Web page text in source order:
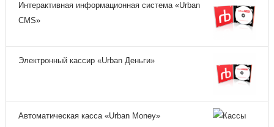
Интерактивная информационная система «Urban
CMS»
Электронный кассир «Urban Деньги»
Автоматическая касса «Urban Money»